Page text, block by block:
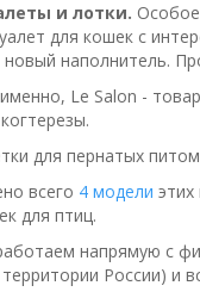
и лотки.
для кошек с
наполнитель.
Le Salon -
для пернатых
всего 4 модели
для птиц.
напрямую с
России) и